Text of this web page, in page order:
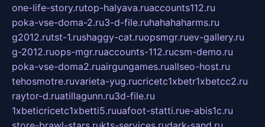
one-life-story.rutop-halyava.ruaccounts112.ru
poka-vse-doma-2.ru3-d-file.ruhahahaharms.ru
g2012.rutst-1.rushaggy-cat.ruopsmgr.ruev-gallery.ru
g-2012.ruops-mgr.ruaccounts-112.rucsm-demo.ru
poka-vse-doma2.ruairgungames.ruallseo-host.ru
tehosmotre.ruvarieta-yug.rucricetc1xbetr1xbetcc2.ru
raytor-d.ruatillagunn.ru3d-file.ru
1xbeticricetc1xbetti5.ruuafoot-statti.rue-abis1c.ru